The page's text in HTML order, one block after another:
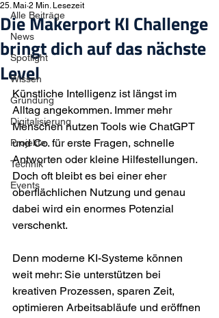
Alle Beiträge
News
Spotlight
Wissen
Gründung
Digitalisierung
Projekte
Technik
Events
Die Makerport KI Challenge
bringt dich auf das nächste
Level
25. Mai 2 Min. Lesezeit
Künstliche Intelligenz ist längst im
Alltag angekommen. Immer mehr
Menschen nutzen Tools wie ChatGPT
und Co. für erste Fragen, schnelle
Antworten oder kleine Hilfestellungen.
Doch oft bleibt es bei einer eher
oberflächlichen Nutzung und genau
dabei wird ein enormes Potenzial
verschenkt.
Denn moderne KI-Systeme können
weit mehr: Sie unterstützen bei
kreativen Prozessen, sparen Zeit,
optimieren Arbeitsabläufe und eröffnen